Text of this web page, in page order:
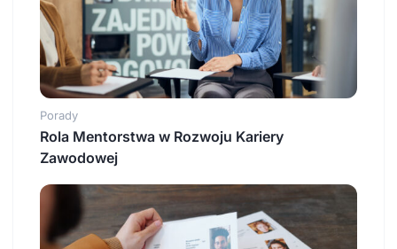
Porady
Rola Mentorstwa w Rozwoju Kariery
Zawodowej